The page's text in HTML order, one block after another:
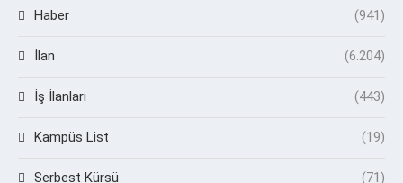
Haber (941)
İlan (6.204)
İş İlanları (443)
Kampüs List (19)
Serbest Kürsü (71)